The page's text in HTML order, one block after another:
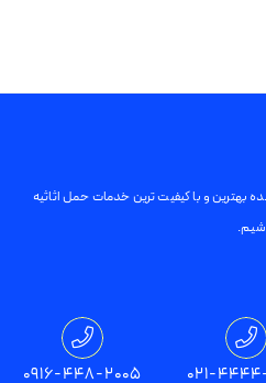
بهترین و با کیفیت ترین خدمات حمل اثاثیه
بارکوب محفوظ است
021-
0916-448-2005